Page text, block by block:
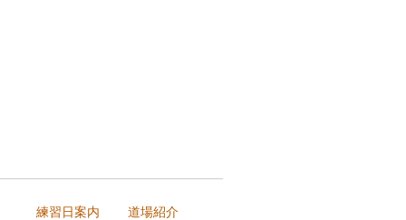
練習日案内 道場紹介